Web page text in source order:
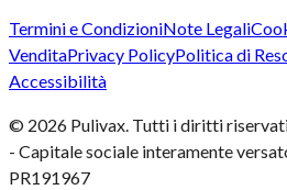
Termini e CondizioniNote Legali
VenditaPrivacy PolicyPolitica di
Accessibilità
© 2026 Pulivax. Tutti i diritti
- Capitale sociale interamente
PR191967